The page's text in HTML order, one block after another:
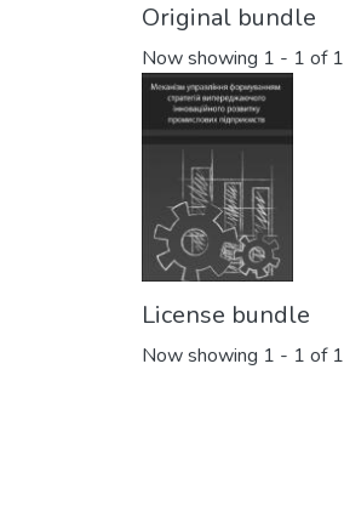
Original bundle
Now showing 1 - 1 of 1
License bundle
Now showing 1 - 1 of 1